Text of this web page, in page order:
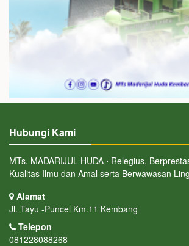
Hubungi Kami
MTs. MADARIJUL HUDA ⋅ Relegius,
Kualitas Ilmu dan Amal serta Berwawasan
Alamat
Jl. Tayu -Puncel Km.11 Kembang
Telepon
081228088268